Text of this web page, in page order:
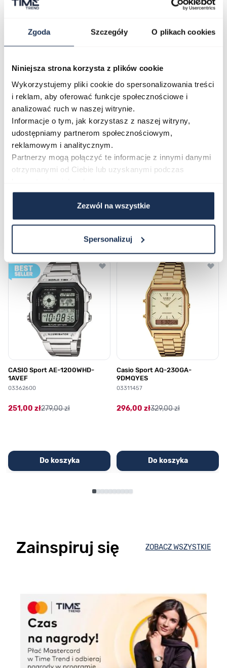
Zgoda Szczegóły O plikach cookies
Niniejsza strona korzysta z plików cookie
Wykorzystujemy pliki cookie do spersonalizowania treści
i reklam, aby oferować funkcje społecznościowe i
analizować ruch w naszej witrynie.
Informacje o tym, jak korzystasz z naszej witryny,
udostępniamy partnerom społecznościowym,
reklamowym i analitycznym.
Partnerzy mogą połączyć te informacje z innymi danymi
otrzymanymi od Ciebie lub uzyskanymi podczas
Zezwól na wszystkie
Spersonalizuj
Kolor tarczy
Kolor paska/bransolety złoty
Opinie
Zapytaj o produkt
Płatność i dostawa
Najczęściej kupowane
Poruszanie się po elementach karuzeli jest możliwe za pomocą
Naciśnij, aby pominąć karuzelę
Naciśnij, aby przejść do nawigacji karuzeli
CASIO Sport AE-1200WHD-
1AVEF
03362600
251,00 zł279,00 zł
Do koszyka
Casio Sport AQ-230GA-
9DMQYES
03311457
296,00 zł329,00 zł
Do koszyka
Zainspiruj się ZOBACZ WSZYSTKIE